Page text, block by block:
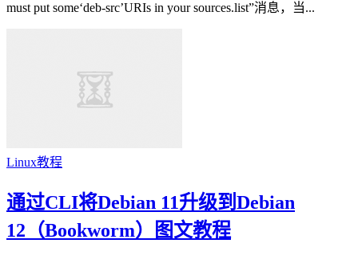
must put some‘deb-src’URIs in your sources.list”消息，当...
Linux教程
通过CLI将Debian 11升级到Debian
12（Bookworm）图文教程